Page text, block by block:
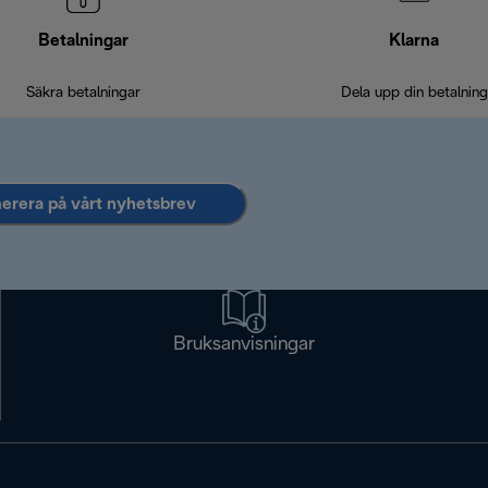
Betalningar
Säkra betalningar
Klarna
Dela upp din betalning
på vårt nyhetsbrev
Bruksanvisningar